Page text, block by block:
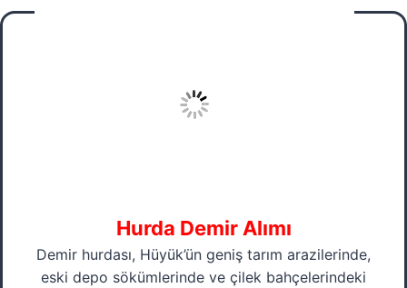
Hurda Demir Alımı
Demir hurdası, Hüyük’ün geniş tarım arazilerinde,
eski depo sökümlerinde ve çilek bahçelerindeki